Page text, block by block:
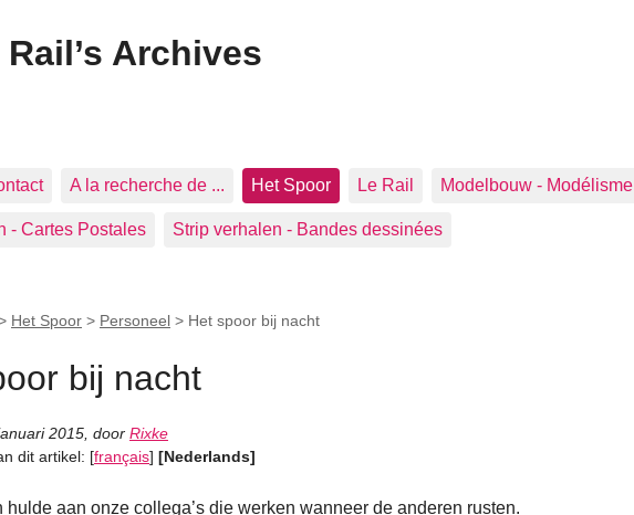
Archives
A la recherche de ... Het Spoor Le Rail Modelbouw - Modélisme
- Cartes Postales Strip verhalen - Bandes dessinées
Het Spoor > Personeel > Het spoor bij nacht
bij nacht
2015 door Rixke
dit artikel: [français] [Nederlands]
hulde aan onze collega’s die werken wanneer de anderen rusten.